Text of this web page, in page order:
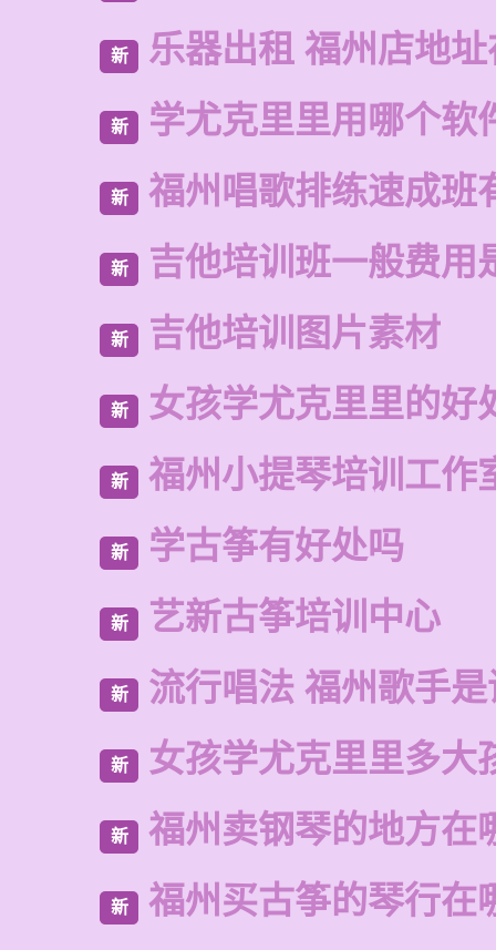
新 乐器出租 福州店地
新 学尤克里里用哪个软
新 福州唱歌排练速成班
新 吉他培训班一般费用
新 吉他培训图片素材
新 女孩学尤克里里的好
新 福州小提琴培训工作
新 学古筝有好处吗
新 艺新古筝培训中心
新 流行唱法 福州歌手
新 女孩学尤克里里多大
新 福州卖钢琴的地方在
新 福州买古筝的琴行在